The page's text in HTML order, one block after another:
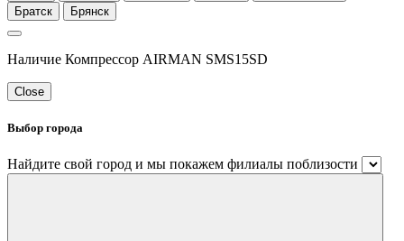
Братск Брянск
Наличие Компрессор AIRMAN SMS15SD
Close
Выбор города
Найдите свой город и мы покажем филиалы поблизости